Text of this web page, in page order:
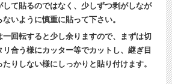
して貼るのではなく、少しずつ剥がしなが
いように慎重に貼って下さい。
一回転すると少し余りますので、まずは切
リ合う様にカッター等でカットし、継ぎ目
りしない様にしっかりと貼り付けます。